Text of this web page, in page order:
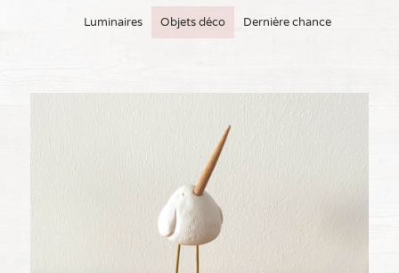
Luminaires Objets déco Dernière chance